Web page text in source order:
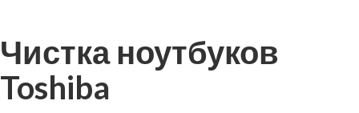
Чистка ноутбуков
Toshiba